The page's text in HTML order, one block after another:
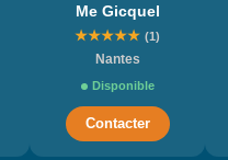
Me Gicquel
★★★★★ (1)
Nantes
Disponible
Contacter